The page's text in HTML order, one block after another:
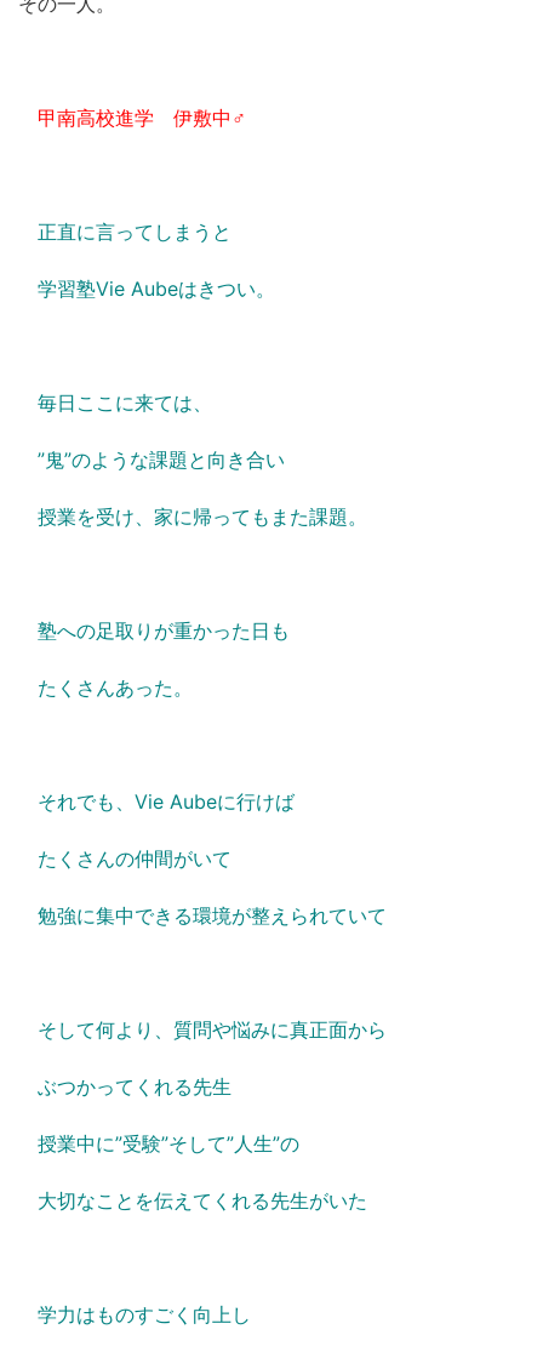
甲南高校進学 伊敷中♂
正直に言ってしまうと
学習塾Vie Aubeはきつい。
毎日ここに来ては、
”鬼”のような課題と向き合い
授業を受け、家に帰ってもまた課題。
塾への足取りが重かった日も
たくさんあった。
それでも、Vie Aubeに行けば
たくさんの仲間がいて
勉強に集中できる環境が整えられていて
そして何より、質問や悩みに真正面から
ぶつかってくれる先生
授業中に”受験”そして”人生”の
大切なことを伝えてくれる先生がいた
学力はものすごく向上し